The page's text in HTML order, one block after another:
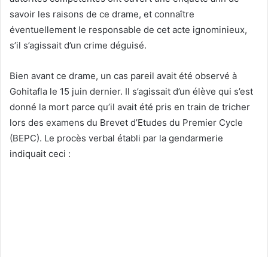
savoir les raisons de ce drame, et connaître
éventuellement le responsable de cet acte ignominieux,
s’il s’agissait d’un crime déguisé.
Bien avant ce drame, un cas pareil avait été observé à
Gohitafla le 15 juin dernier. Il s’agissait d’un élève qui s’est
donné la mort parce qu’il avait été pris en train de tricher
lors des examens du Brevet d’Etudes du Premier Cycle
(BEPC). Le procès verbal établi par la gendarmerie
indiquait ceci :